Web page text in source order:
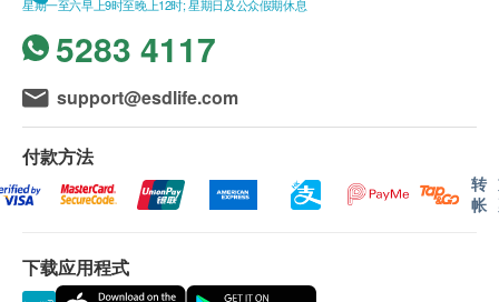
星期一至六早上9时至晚上12时; 星期日及公众假期休息
5283 4117
support@esdlife.com
付款方法
转
帐
下载应用程式